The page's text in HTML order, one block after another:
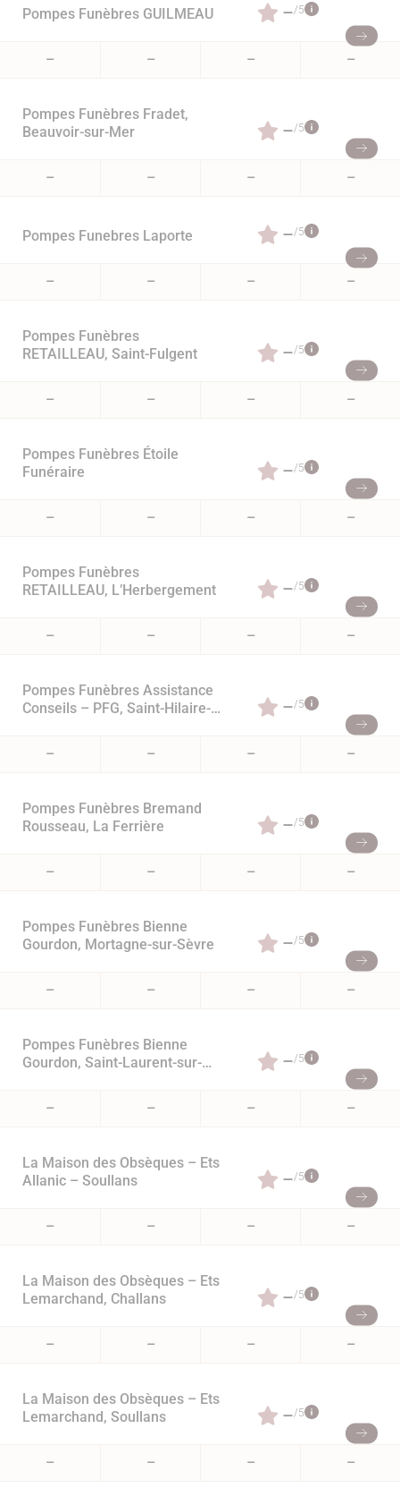
Pompes Funèbres GUILMEAU –/5
– – – –
Pompes Funèbres Fradet,
Beauvoir-sur-Mer
–/5
– – – –
Pompes Funebres Laporte –/5
– – – –
Pompes Funèbres
RETAILLEAU, Saint-Fulgent
–/5
– – – –
Pompes Funèbres Étoile
Funéraire
–/5
– – – –
Pompes Funèbres
RETAILLEAU, L’Herbergement
–/5
– – – –
Pompes Funèbres Assistance
Conseils – PFG, Saint-Hilaire-
–/5
– – – –
Pompes Funèbres Bremand
Rousseau, La Ferrière
–/5
– – – –
Pompes Funèbres Bienne
Gourdon, Mortagne-sur-Sèvre
–/5
– – – –
Pompes Funèbres Bienne
Gourdon, Saint-Laurent-sur-
–/5
– – – –
La Maison des Obsèques – Ets
Allanic – Soullans
–/5
– – – –
La Maison des Obsèques – Ets
Lemarchand, Challans
–/5
– – – –
La Maison des Obsèques – Ets
Lemarchand, Soullans
–/5
– – – –